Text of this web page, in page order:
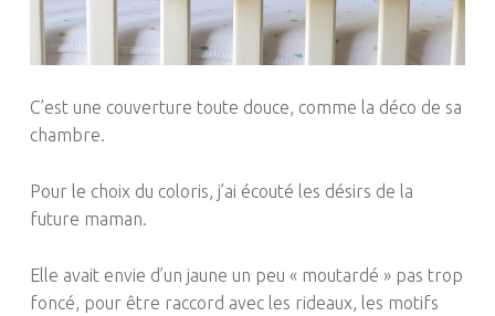
C’est une couverture toute douce, comme la déco de sa
chambre.
Pour le choix du coloris, j’ai écouté les désirs de la
future maman.
Elle avait envie d’un jaune un peu « moutardé » pas trop
foncé, pour être raccord avec les rideaux, les motifs